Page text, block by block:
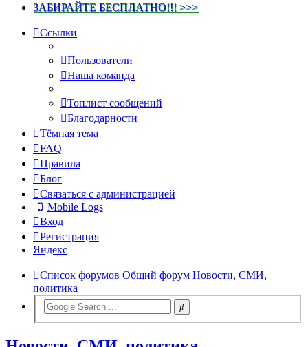
ЗАБИРАЙТЕ БЕСПЛАТНО!!! >>>
Ссылки
Пользователи
Наша команда
Топлист сообщений
Благодарности
Тёмная тема
FAQ
Правила
Блог
Связаться с администрацией
Mobile Logs
Вход
Регистрация
Яндекс
Список форумов Общий форум Новости, СМИ,
политика